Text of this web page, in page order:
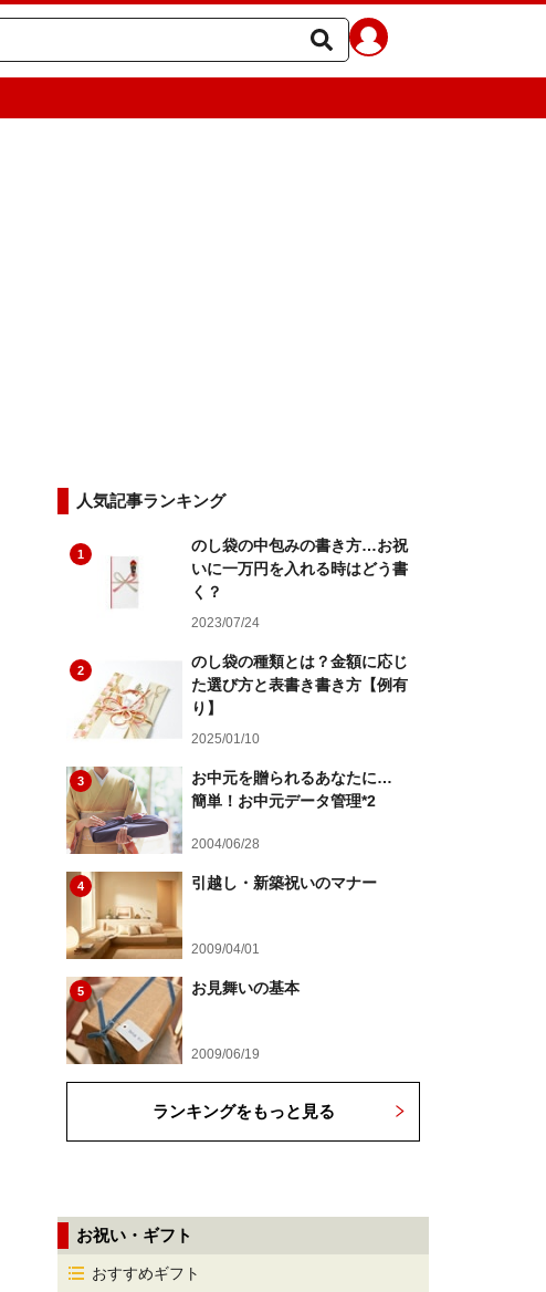
人気記事ランキング
1
のし袋の中包みの書き方…お祝
いに一万円を入れる時はどう書
く？
2023/07/24
2
のし袋の種類とは？金額に応じ
た選び方と表書き書き方【例有
り】
2025/01/10
3
お中元を贈られるあなたに…
簡単！お中元データ管理*2
2004/06/28
4 引越し・新築祝いのマナー
2009/04/01
5 お見舞いの基本
2009/06/19
ランキングをもっと見る
お祝い・ギフト
おすすめギフト